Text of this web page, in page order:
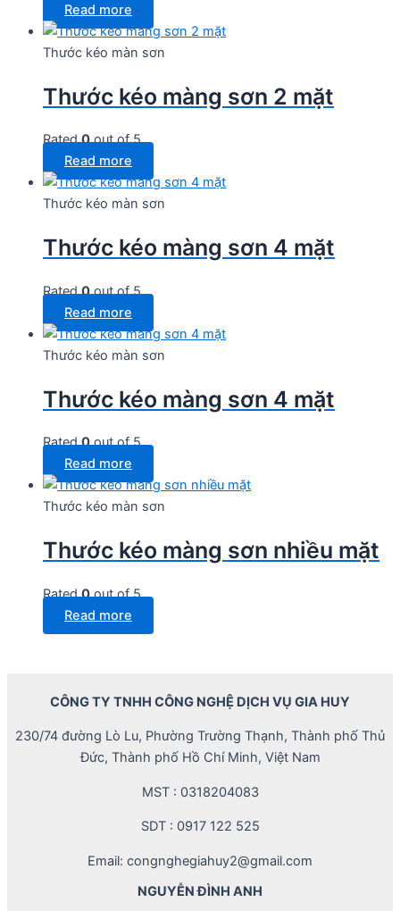
Read more
Thước kéo màn sơn
Thước kéo màng sơn 2 mặt
Rated0out of 5
Read more
Thước kéo màn sơn
Thước kéo màng sơn 4 mặt
Rated0out of 5
Read more
Thước kéo màn sơn
Thước kéo màng sơn 4 mặt
Rated0out of 5
Read more
Thước kéo màn sơn
Thước kéo màng sơn nhiều mặt
Rated0out of 5
Read more
CÔNG TY TNHH CÔNG NGHỆ DỊCH VỤ GIA HUY
230/74 đường Lò Lu, Phường Trường Thạnh, Thành phố Thủ
Đức, Thành phố Hồ Chí Minh, Việt Nam
MST : 0318204083
SDT : 0917 122 525
Email: congnghegiahuy2@gmail.com
NGUYỄN ĐÌNH ANH